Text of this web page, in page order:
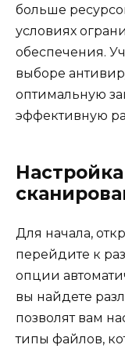
больше
условиях
обеспечения.
выборе
оптимальную
эффективную
Для начала,
перейдите к
опции
вы найдете
позволят вам
типы файлов,